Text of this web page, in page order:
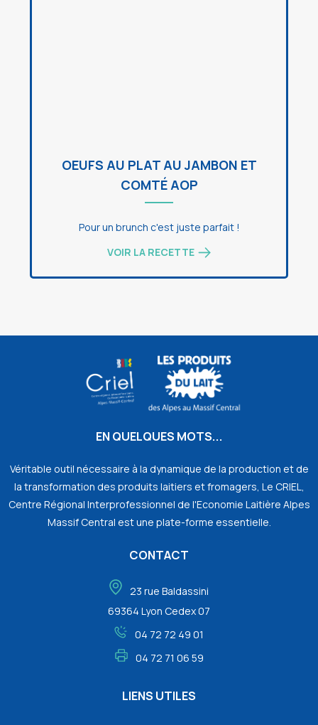
OEUFS AU PLAT AU JAMBON ET
COMTÉ AOP
Pour un brunch c'est juste parfait !
VOIR LA RECETTE
EN QUELQUES MOTS...
Véritable outil nécessaire à la dynamique de la production et de
la transformation des produits laitiers et fromagers, Le CRIEL,
Centre Régional Interprofessionnel de l'Economie Laitière Alpes
Massif Central est une plate-forme essentielle.
CONTACT
23 rue Baldassini
69364 Lyon Cedex 07
04 72 72 49 01
04 72 71 06 59
LIENS UTILES